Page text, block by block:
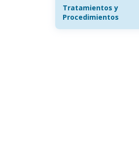
Tratamientos y
Procedimientos